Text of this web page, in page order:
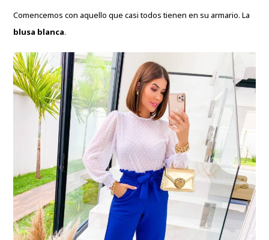
Comencemos con aquello que casi todos tienen en su armario. La
blusa blanca.